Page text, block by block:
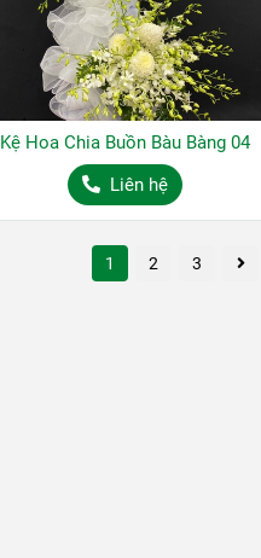
Kệ Hoa Chia Buồn Bàu Bàng 04
Liên hệ
1 2 3